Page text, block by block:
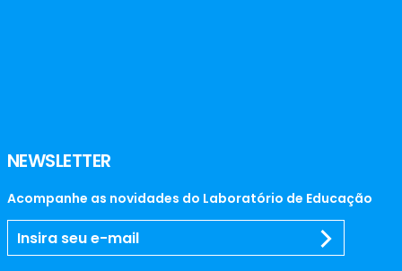
NEWSLETTER
Acompanhe as novidades do Laboratório de Educação